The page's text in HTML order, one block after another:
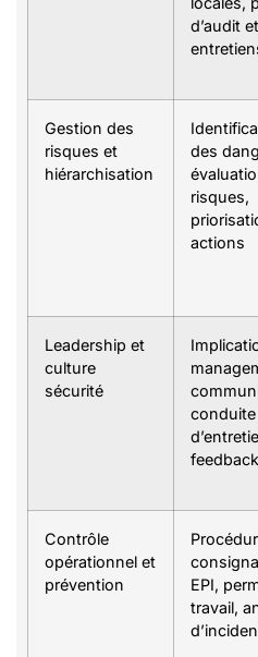
d’audit et
Gestion des
risques et
hiérarchisation
des
risques,
actions
Leadership et
culture
sécurité
conduite
feedback
Contrôle
opérationnel et
prévention
EPI,
travail,